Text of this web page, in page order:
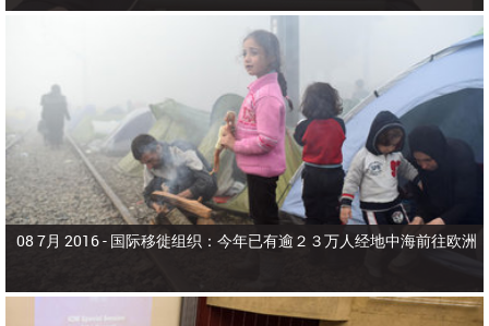
08 7月 2016 - 国际移徙组织：今年已有逾２３万人经地中海前往欧洲